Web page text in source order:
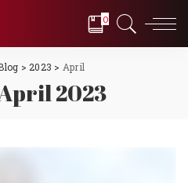
0
> 2023 > April
2023